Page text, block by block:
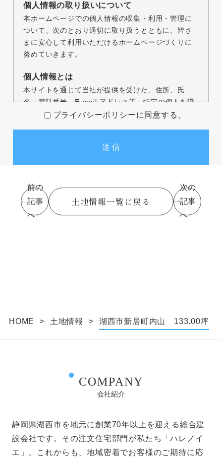
個人情報の取り扱いについて
本ホームページでの個人情報の収集・利用・管理に
ついて、次のとおり適切に取り扱うとともに、皆さ
まに安心して利用いただけるホームページづくりに
努めていきます。
個人情報とは
本サイトを通じて当社が提供を受けた、住所、氏
名、電話番号、E-mail アドレス等、特定の個人を識
別できる情報をいいます。
本サイトを通じて個人情報を収集する際は、利用者
し、明示いたします。
個人情報の収集は特定された利用目的を達成するた
めに必要な範囲内で行います。
含む業務を外部委託する場合は、契約書等により当
社と同等の個人情報の適正な管理を求めます。
理者が厳重に管理し、漏えい、不正流用、改ざん等
の防止に適切な対策を講じます。
当社が信頼に足ると判断した委託先に個人情報を委
社の利用目的達成のために必要な範囲内に限りま
す。
利用目的に関し保存の必要のなくなった個人情報に
ついては、確実に、かつ、速やかに消去します。
プライバシーポリシーに同意する。
前の
記事
へ
土地情報一覧に戻る
次の
記事
へ
HOME > 土地情報 > 湖西市新居町内山 133.00坪
COMPANY
会社紹介
静岡県湖西市を地元に創業70年以上を迎える総合建
設会社です。その注文住宅部門が私たち「ハレノイ
エ」。これからも、地域密着でお客様のご期待に応